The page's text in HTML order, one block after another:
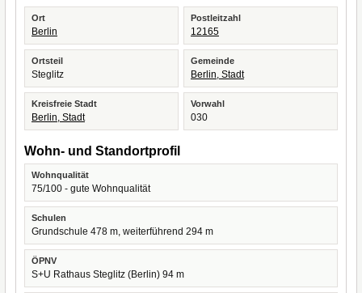
Ort
Berlin
Postleitzahl
12165
Ortsteil
Steglitz
Gemeinde
Berlin, Stadt
Kreisfreie Stadt
Berlin, Stadt
Vorwahl
030
Wohn- und Standortprofil
Wohnqualität
75/100 - gute Wohnqualität
Schulen
Grundschule 478 m, weiterführend 294 m
ÖPNV
S+U Rathaus Steglitz (Berlin) 94 m